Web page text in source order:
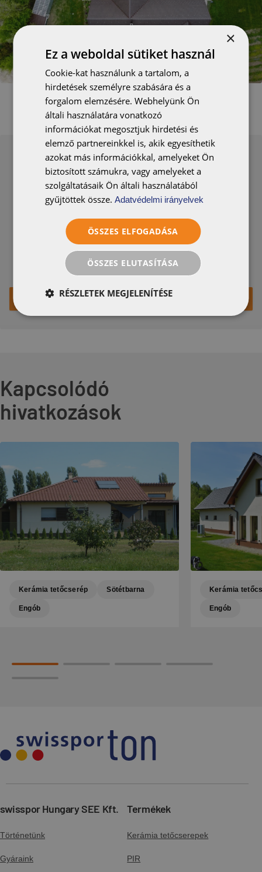
BALANCE
Klasszikus tetőcserép lágy hullámmal
Nézze meg a terméket
Kapcsolódó
hivatkozások
Kerámia tetőcserép Sötétbarna
Engób
Kerámia
Engób
swisspor Hungary SEE Kft.
Történetünk
Gyáraink
Termékek
Kerámia tetőcserepek
PIR
×
Ez a weboldal sütiket használ
Cookie-kat használunk a tartalom, a
hirdetések személyre szabására és a
forgalom elemzésére. Webhelyünk Ön
általi használatára vonatkozó
információkat megosztjuk hirdetési és
elemző partnereinkkel is, akik egyesíthetik
azokat más információkkal, amelyeket Ön
biztosított számukra, vagy amelyeket a
szolgáltatásaik Ön általi használatából
gyűjtöttek össze.Adatvédelmi irányelvek
ÖSSZES ELFOGADÁSA
ÖSSZES ELUTASÍTÁSA
RÉSZLETEK MEGJELENÍTÉSE